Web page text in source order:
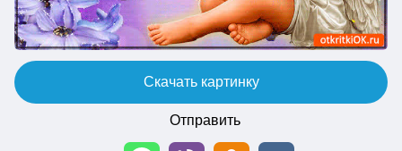
Скачать картинку
Отправить